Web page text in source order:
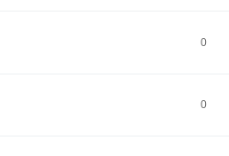
0
0